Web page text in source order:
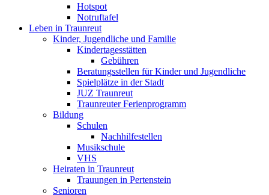
Hotspot
Notruftafel
Leben in Traunreut
Kinder, Jugendliche und Familie
Kindertagesstätten
Gebühren
Beratungsstellen für Kinder und Jugendliche
Spielplätze in der Stadt
JUZ Traunreut
Traunreuter Ferienprogramm
Bildung
Schulen
Nachhilfestellen
Musikschule
VHS
Heiraten in Traunreut
Trauungen in Pertenstein
Senioren